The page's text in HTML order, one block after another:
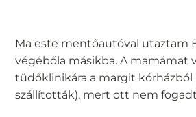
Ma este mentőautóval utaztam
végébőla másikba. A mamámat
tüdőklinikára a margit kórházból
szállították), mert ott nem